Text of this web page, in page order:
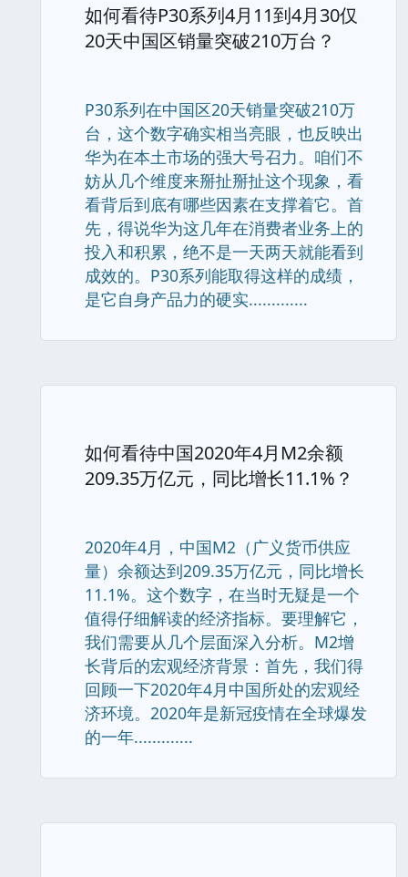
如何看待P30系列4月11到4月30仅
20天中国区销量突破210万台？
P30系列在中国区20天销量突破210万
台，这个数字确实相当亮眼，也反映出
华为在本土市场的强大号召力。咱们不
妨从几个维度来掰扯掰扯这个现象，看
看背后到底有哪些因素在支撑着它。首
先，得说华为这几年在消费者业务上的
投入和积累，绝不是一天两天就能看到
成效的。P30系列能取得这样的成绩，
是它自身产品力的硬实.............
如何看待中国2020年4月M2余额
209.35万亿元，同比增长11.1%？
2020年4月，中国M2（广义货币供应
量）余额达到209.35万亿元，同比增长
11.1%。这个数字，在当时无疑是一个
值得仔细解读的经济指标。要理解它，
我们需要从几个层面深入分析。M2增
长背后的宏观经济背景：首先，我们得
回顾一下2020年4月中国所处的宏观经
济环境。2020年是新冠疫情在全球爆发
的一年.............